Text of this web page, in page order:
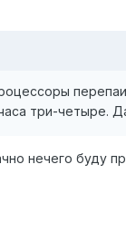
три-четыре.
нечего буду